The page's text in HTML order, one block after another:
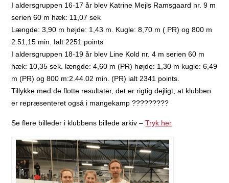
I aldersgruppen 16-17 år blev Katrine Mejls Ramsgaard nr. 9 m
serien 60 m hæk: 11,07 sek
Længde: 3,90 m højde: 1,43 m. Kugle: 8,70 m ( PR) og 800 m
2.51,15 min. Ialt 2251 points
I aldersgruppen 18-19 år blev Line Kold nr. 4 m serien 60 m
hæk: 10,35 sek. længde: 4,60 m (PR) højde: 1,30 m kugle: 6,49
m (PR) og 800 m:2.44.02 min. (PR) ialt 2341 points.
Tillykke med de flotte resultater, det er rigtig dejligt, at klubben
er repræsenteret også i mangekamp?????????
Se flere billeder i klubbens billede arkiv –Tryk her